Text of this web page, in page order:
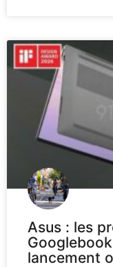
Asus : les
lancement